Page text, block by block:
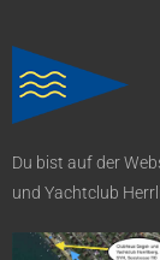
Du bist auf der
und Yachtclub